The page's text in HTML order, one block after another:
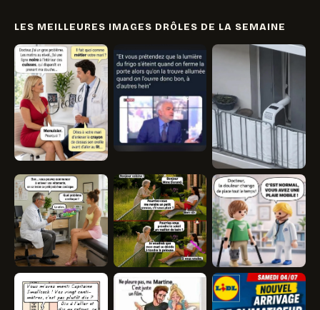
LES MEILLEURES IMAGES DRÔLES DE LA SEMAINE